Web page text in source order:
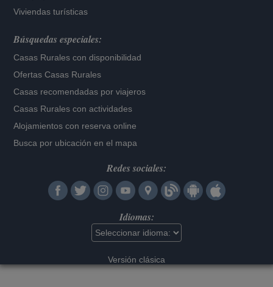
Viviendas turísticas
Búsquedas especiales:
Casas Rurales con disponibilidad
Ofertas Casas Rurales
Casas recomendadas por viajeros
Casas Rurales con actividades
Alojamientos con reserva online
Busca por ubicación en el mapa
Redes sociales:
Idiomas:
Versión clásica